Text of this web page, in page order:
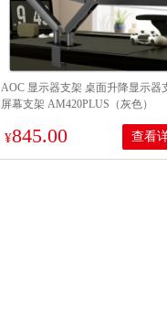
AOC 显示器支架 桌面升降显示器
屏幕支架 AM420PLUS（灰色）
¥845.00 查看